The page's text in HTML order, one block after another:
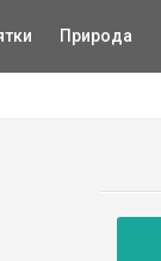
Природа